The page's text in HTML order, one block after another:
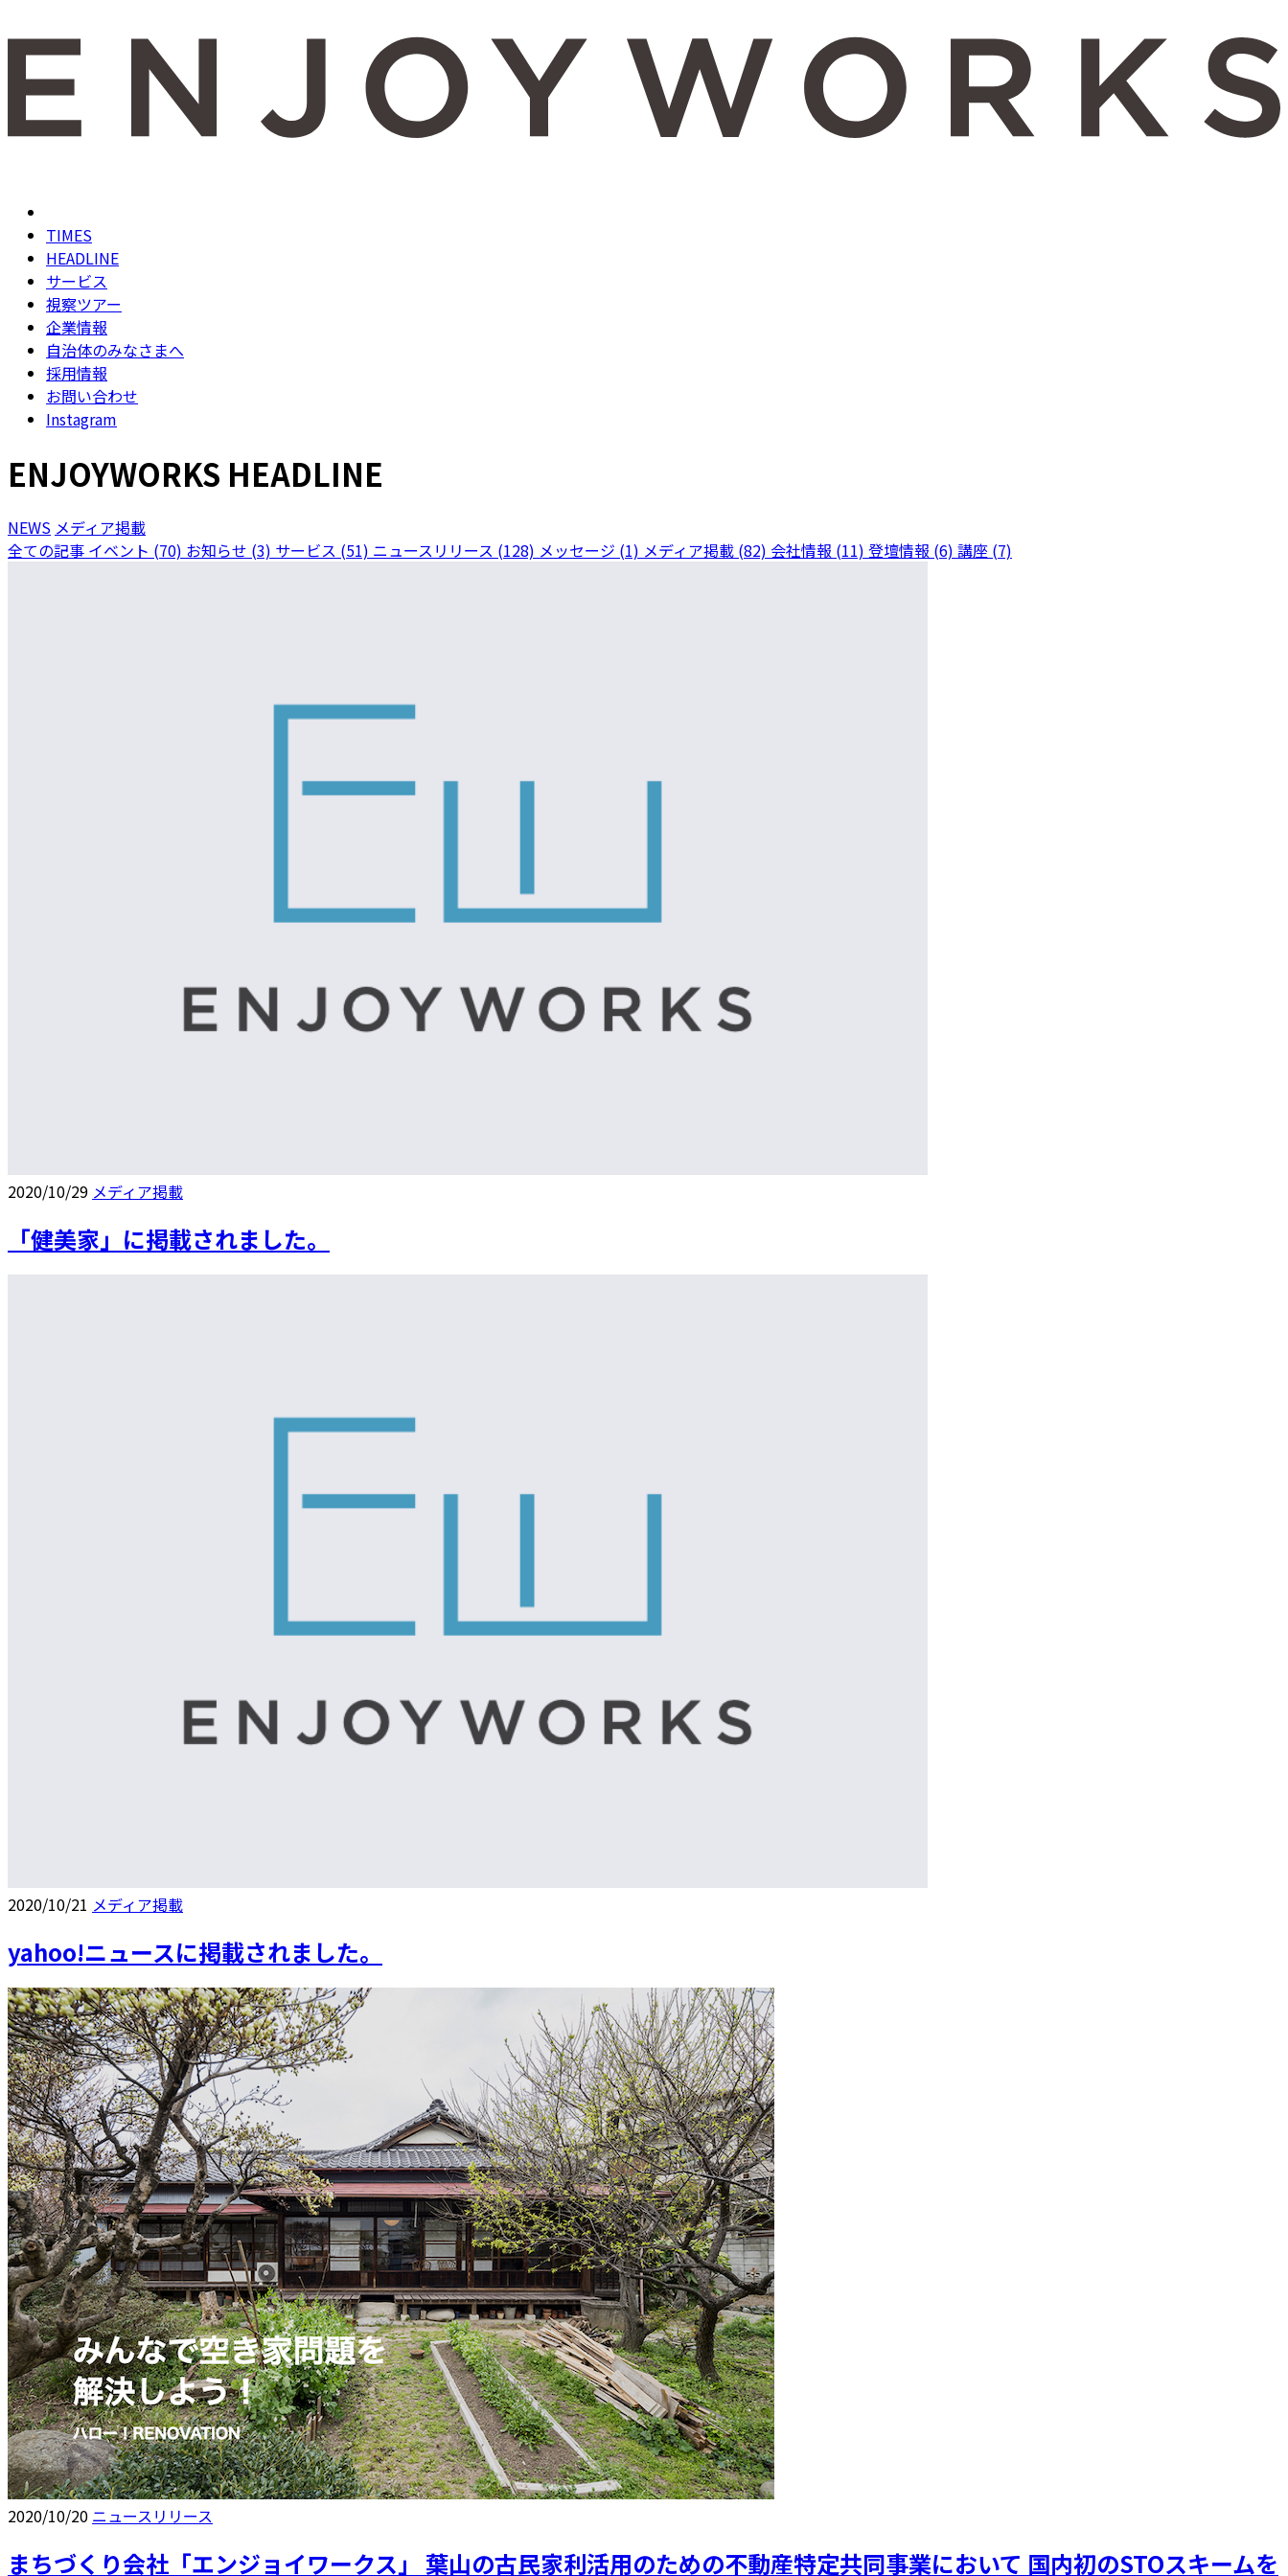
TIMES
HEADLINE
サービス
視察ツアー
企業情報
自治体のみなさまへ
採用情報
お問い合わせ
Instagram
ENJOYWORKS HEADLINE
NEWS メディア掲載
全ての記事 イベント (70) お知らせ (3) サービス (51) ニュースリリース (128) メッセージ (1) メディア掲載 (82) 会社情報 (11) 登壇情報 (6) 講座 (7)
2020/10/29 メディア掲載
「健美家」に掲載されました。
2020/10/21 メディア掲載
yahoo!ニュースに掲載されました。
2020/10/20 ニュースリリース
まちづくり会社「エンジョイワークス」 葉山の古民家利活用のための不動産特定共同事業において 国内初のSTOスキームを